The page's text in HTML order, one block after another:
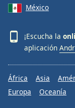
México
¡Escucha la
aplicación
África Asia
Europa
Oceanía